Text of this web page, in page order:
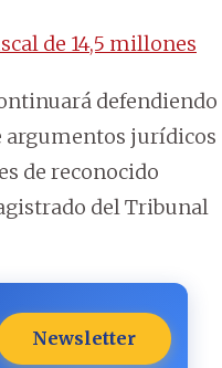
de 14,5 millones
defendiendo
argumentos jurídicos
de reconocido
del Tribunal
Newsletter